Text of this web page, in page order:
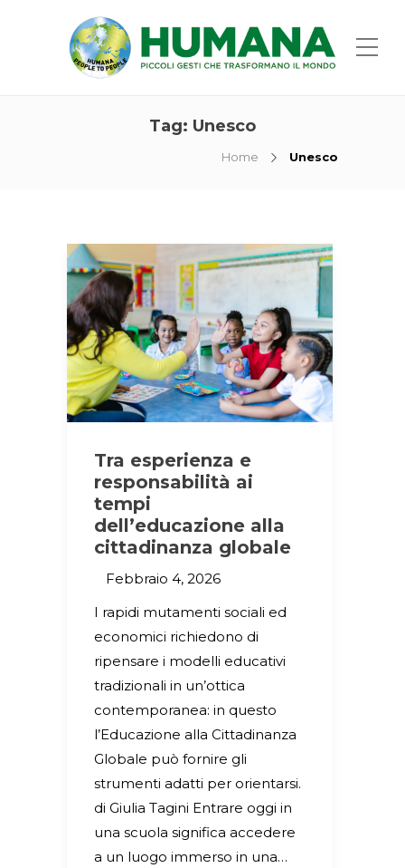
Tag: Unesco
Home Unesco
Tra esperienza e
responsabilità ai
tempi
dell’educazione alla
cittadinanza globale
Febbraio 4, 2026
I rapidi mutamenti sociali ed
economici richiedono di
ripensare i modelli educativi
tradizionali in un’ottica
contemporanea: in questo
l’Educazione alla Cittadinanza
Globale può fornire gli
strumenti adatti per orientarsi.
di Giulia Tagini Entrare oggi in
una scuola significa accedere
a un luogo immerso in una…